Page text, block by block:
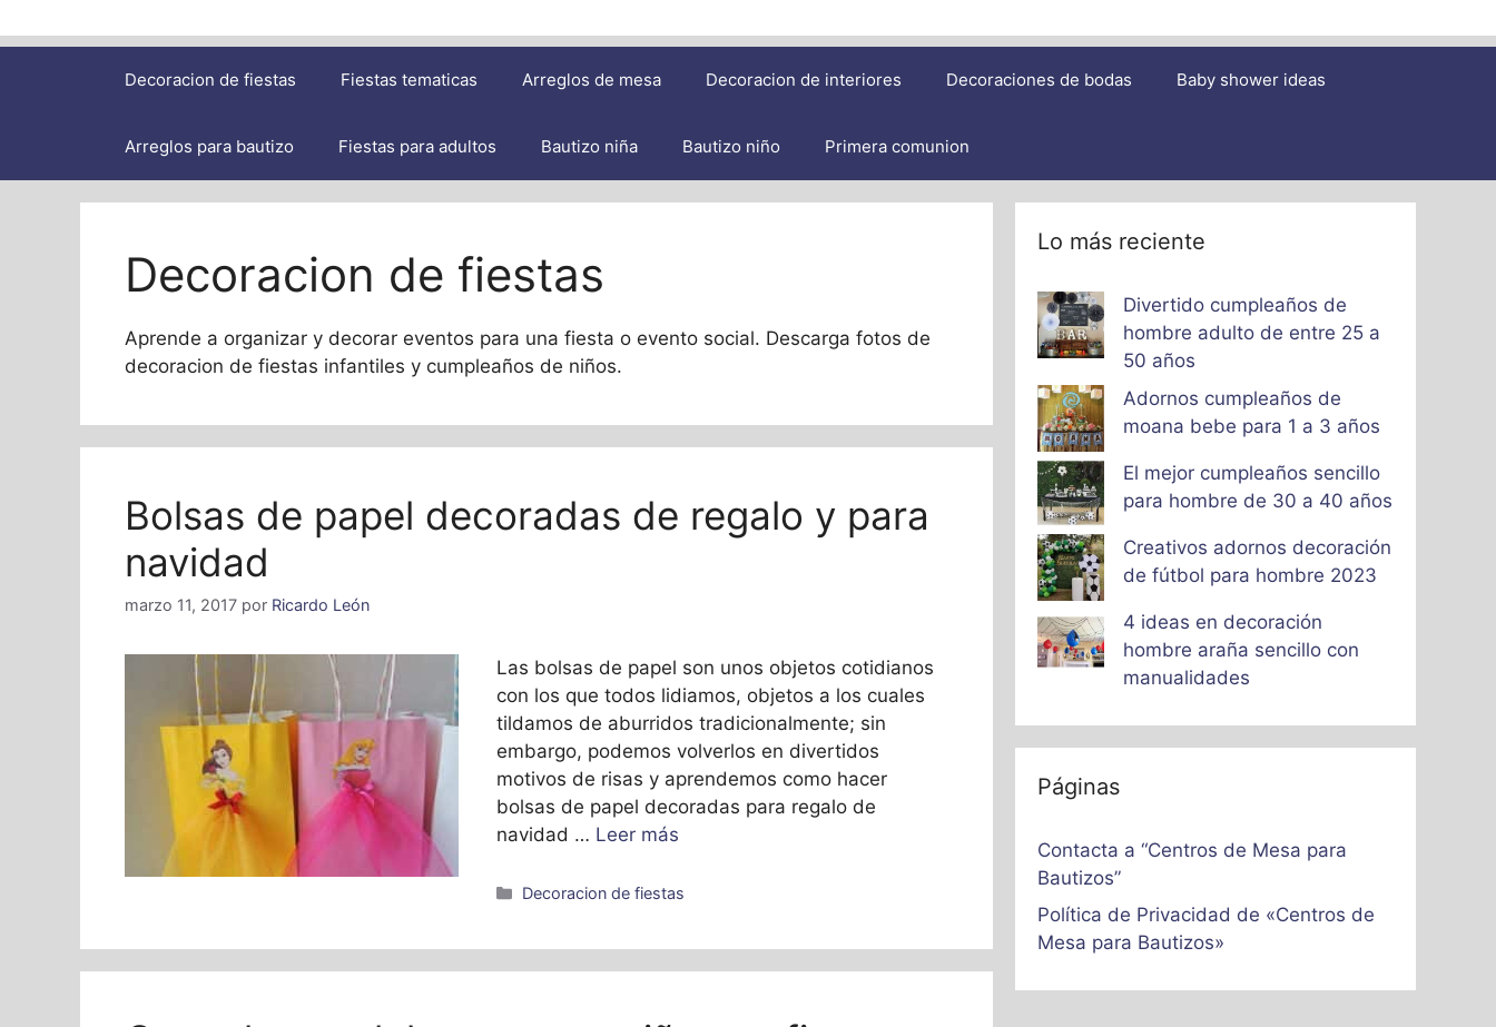
Decoracion de fiestas Fiestas tematicas Arreglos de mesa Decoracion de interiores Decoraciones de bodas Baby shower ideas
Arreglos para bautizo Fiestas para adultos Bautizo niña Bautizo niño Primera comunion
Decoracion de fiestas
Aprende a organizar y decorar eventos para una fiesta o evento social. Descarga fotos de
decoracion de fiestas infantiles y cumpleaños de niños.
Bolsas de papel decoradas de regalo y para
navidad
marzo 11, 2017 por Ricardo León
Las bolsas de papel son unos objetos cotidianos
con los que todos lidiamos, objetos a los cuales
tildamos de aburridos tradicionalmente; sin
embargo, podemos volverlos en divertidos
motivos de risas y aprendemos como hacer
bolsas de papel decoradas para regalo de
navidad … Leer más
Categorías
Decoracion de fiestas
Lo más reciente
Divertido cumpleaños de
hombre adulto de entre 25 a
50 años
Adornos cumpleaños de
moana bebe para 1 a 3 años
El mejor cumpleaños sencillo
para hombre de 30 a 40 años
Creativos adornos decoración
de fútbol para hombre 2023
4 ideas en decoración
hombre araña sencillo con
manualidades
Páginas
Contacta a “Centros de Mesa para
Bautizos”
Política de Privacidad de «Centros de
Mesa para Bautizos»